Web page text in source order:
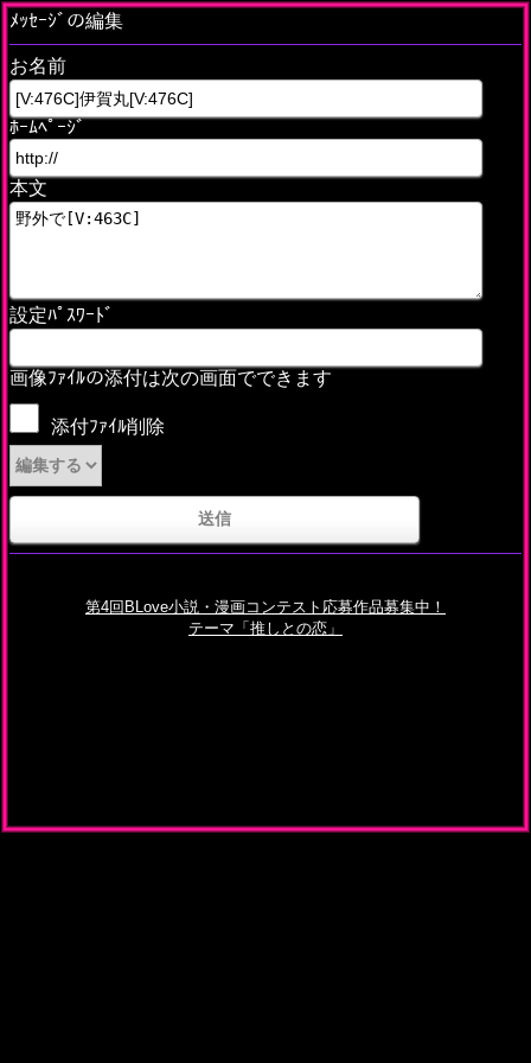
ﾒｯｾｰｼﾞの編集
お名前
ﾎｰﾑﾍﾟｰｼﾞ
本文
設定ﾊﾟｽﾜｰﾄﾞ
画像ﾌｧｲﾙの添付は次の画面でできます
添付ﾌｧｲﾙ削除
第4回BLove小説・漫画コンテスト応募作品募集中！
テーマ「推しとの恋」